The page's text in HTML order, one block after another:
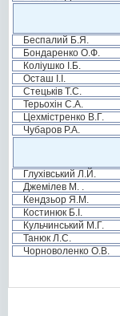
Беспалий Б.Я.
Бондаренко О.Ф.
Коліушко І.Б.
Осташ І.І.
Стецьків Т.С.
Терьохін С.А.
Цехмістренко В.Г.
Чубаров Р.А.
Глухівський Л.Й.
Джемілев М. .
Кендзьор Я.М.
Костинюк Б.І.
Кульчинський М.Г.
Танюк Л.С.
Чорноволенко О.В.